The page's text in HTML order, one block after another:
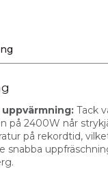
uppvärmning: Tack
på 2400W når
på rekordtid,
snabba